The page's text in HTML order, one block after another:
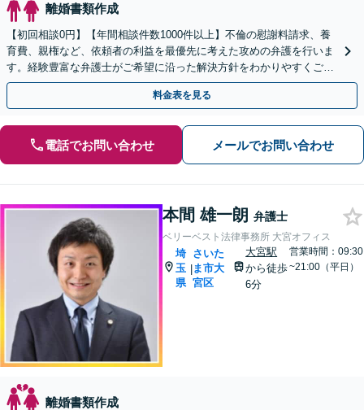
離婚書類作成
【初回相談0円】【年間相談件数1000件以上】不倫の慰謝料請求、養
育費、親権など、依頼者の利益を最優先に考えた攻めの弁護を行いま
す。経験豊富な弁護士がご希望に沿った解決方針をわかりやすくご提
案します。お気軽にお問合せ下さい。
料金表を見る
電話でお問い合わせ メールでお問い合わせ
本間 雄一朗 弁護士
ベリーベスト法律事務所 大宮オフィス
埼
玉
県
|
さいた
ま市大
宮区
大宮駅
から徒歩
6分
営業時間：09:30
~21:00（平日）
離婚書類作成